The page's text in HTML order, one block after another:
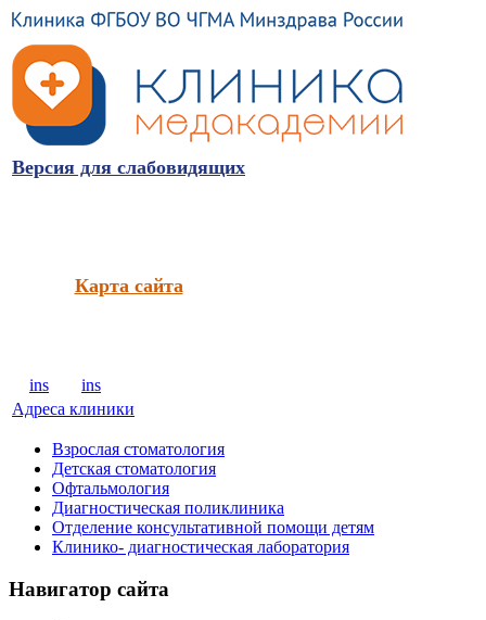
Версия для слабовидящих
Карта сайта
ins
ins
Адреса клиники
Взрослая стоматология
Детская стоматология
Офтальмология
Диагностическая поликлиника
Отделение консультативной помощи детям
Клинико- диагностическая лаборатория
Навигатор сайта